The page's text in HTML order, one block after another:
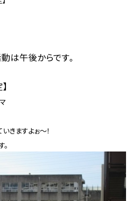
は午後からです。
きますよぉ～！